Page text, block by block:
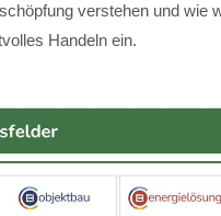
verstehen und wie
Handeln ein.